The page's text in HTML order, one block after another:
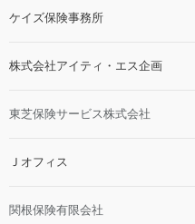
ケイズ保険事務所
株式会社アイティ・エス企画
東芝保険サービス株式会社
Ｊオフィス
関根保険有限会社